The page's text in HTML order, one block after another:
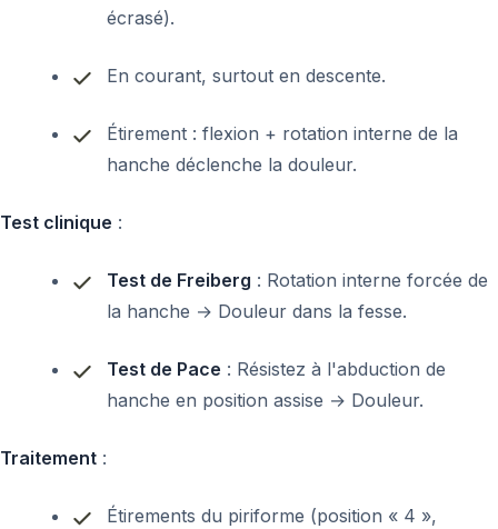
écrasé).
En courant, surtout en descente.
Étirement : flexion + rotation interne de la
hanche déclenche la douleur.
Test clinique :
Test de Freiberg : Rotation interne forcée de
la hanche → Douleur dans la fesse.
Test de Pace : Résistez à l'abduction de
hanche en position assise → Douleur.
Traitement :
Étirements du piriforme (position « 4 »,